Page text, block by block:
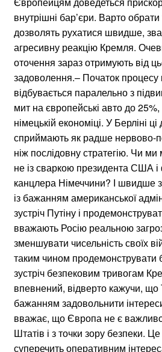
внутрішні бар’єри. Варто обрати
дозволять рухатися швидше,
агресивну реакцію Кремля.
оточення зараз отримують від
задоволення.– Початок
відбувається паралельно з
мит на європейські авто до
німецькій економіці. У Берліні
сприймають як радше нервово-
ніж послідовну стратегію. Чи
не із сваркою президента США
канцлера Німеччини? І швидше
із бажанням американської
зустріч Путіну і
вважають Росію реальною
зменшувати чисельність своїх
таким чином продемонструвати
зустріч безпековим тривогам
впевнений, відверто кажучи, що
бажанням задовольнити
вважає, що Європа не є
Штатів і з точки зору безпеки.
суперечить оперативним